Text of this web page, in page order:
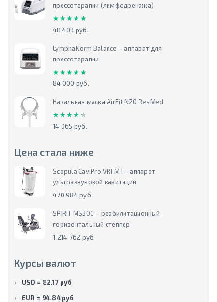
прессотерапии (лимфодренажа)
★★★★★
★★★★★
48 403 руб.
LymphaNorm Balance – аппарат для
прессотерапии
★★★★★
★★★★★
84 000 руб.
Назальная маска AirFit N20 ResMed
★★★★★
★★★★★
14 065 руб.
Цена стала ниже
Scopula CaviPro VRFM I – аппарат
ультразвуковой кавитации
470 984 руб.
SPIRIT MS300 – реабилитационный
горизонтальный степпер
1 214 762 руб.
Курсы валют
USD = 82.17 руб
EUR = 94.84 руб